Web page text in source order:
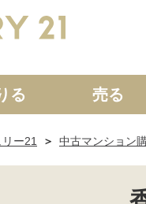
て 中古一戸
る 売る
ー21 中古マンション